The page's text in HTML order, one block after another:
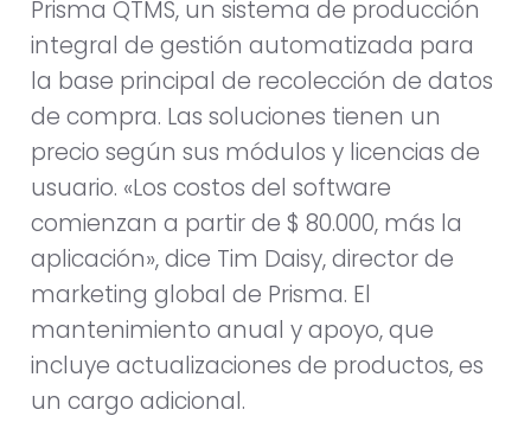
Prisma QTMS, un sistema de producción
integral de gestión automatizada para
la base principal de recolección de datos
de compra. Las soluciones tienen un
precio según sus módulos y licencias de
usuario. «Los costos del software
comienzan a partir de $ 80.000, más la
aplicación», dice Tim Daisy, director de
marketing global de Prisma. El
mantenimiento anual y apoyo, que
incluye actualizaciones de productos, es
un cargo adicional.